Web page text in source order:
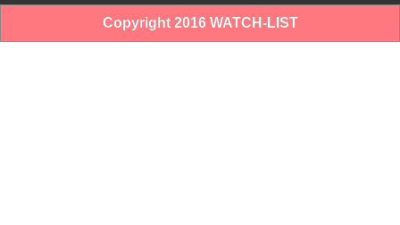
Copyright 2016 WATCH-LIST